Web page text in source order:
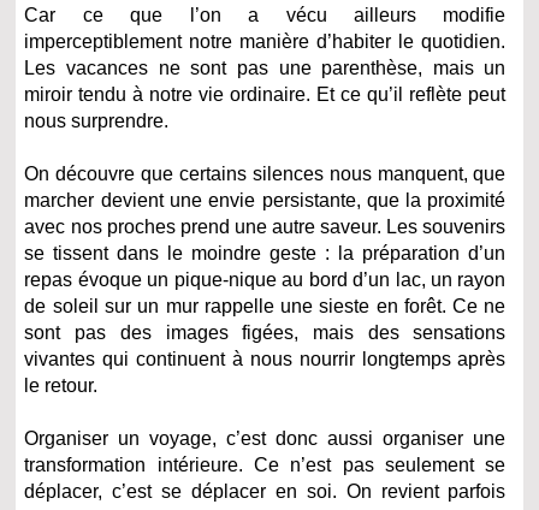
Car ce que l’on a vécu ailleurs modifie
imperceptiblement notre manière d’habiter le quotidien.
Les vacances ne sont pas une parenthèse, mais un
miroir tendu à notre vie ordinaire. Et ce qu’il reflète peut
nous surprendre.
On découvre que certains silences nous manquent, que
marcher devient une envie persistante, que la proximité
avec nos proches prend une autre saveur. Les souvenirs
se tissent dans le moindre geste : la préparation d’un
repas évoque un pique-nique au bord d’un lac, un rayon
de soleil sur un mur rappelle une sieste en forêt. Ce ne
sont pas des images figées, mais des sensations
vivantes qui continuent à nous nourrir longtemps après
le retour.
Organiser un voyage, c’est donc aussi organiser une
transformation intérieure. Ce n’est pas seulement se
déplacer, c’est se déplacer en soi. On revient parfois